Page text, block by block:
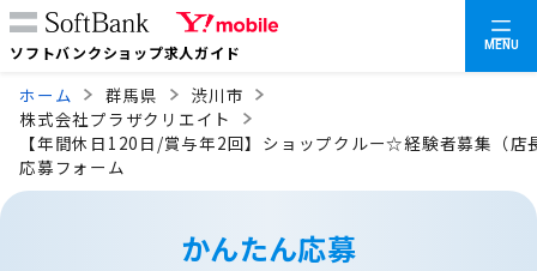
ソフトバンクショップ求人ガイド MENU
ホーム 群馬県
渋川市
株式会社プラザクリエイト
【年間休日120日/賞与年2回】ショップクルー☆経験者募集（
応募フォーム
かんたん応募